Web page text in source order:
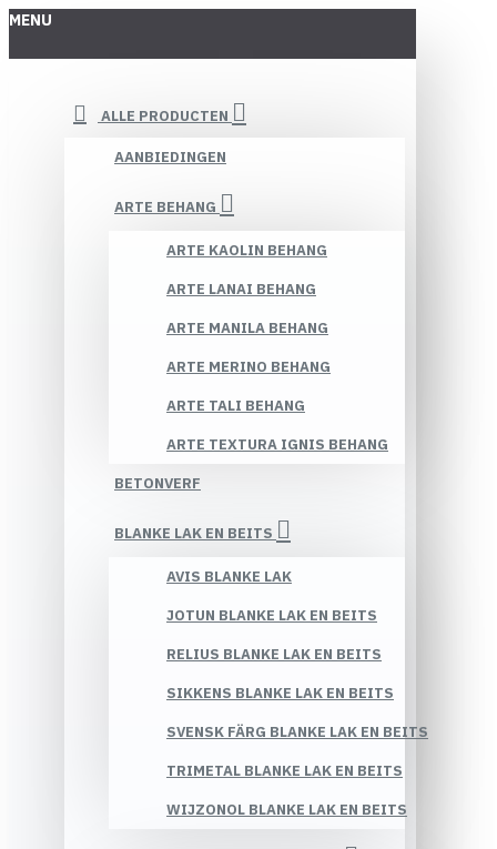
MENU
ALLE PRODUCTEN
AANBIEDINGEN
ARTE BEHANG
ARTE KAOLIN BEHANG
ARTE LANAI BEHANG
ARTE MANILA BEHANG
ARTE MERINO BEHANG
ARTE TALI BEHANG
ARTE TEXTURA IGNIS BEHANG
BETONVERF
BLANKE LAK EN BEITS
AVIS BLANKE LAK
JOTUN BLANKE LAK EN BEITS
RELIUS BLANKE LAK EN BEITS
SIKKENS BLANKE LAK EN BEITS
SVENSK FÄRG BLANKE LAK EN BEITS
TRIMETAL BLANKE LAK EN BEITS
WIJZONOL BLANKE LAK EN BEITS